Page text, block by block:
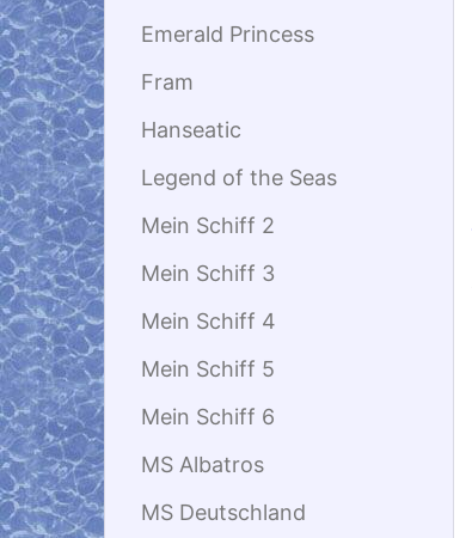
Emerald Princess
Fram
Hanseatic
Legend of the Seas
Mein Schiff 2
Mein Schiff 3
Mein Schiff 4
Mein Schiff 5
Mein Schiff 6
MS Albatros
MS Deutschland